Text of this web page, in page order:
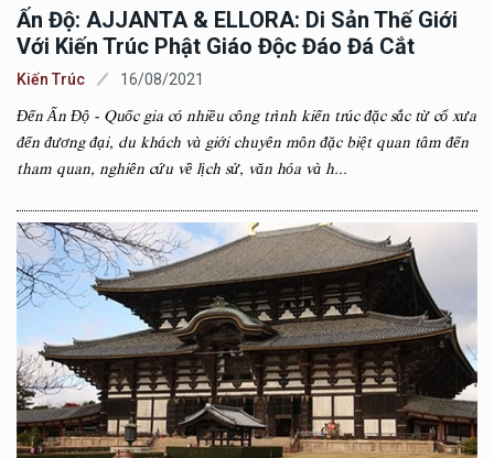
Ấn Độ: AJJANTA & ELLORA: Di Sản Thế Giới
Với Kiến Trúc Phật Giáo Độc Đáo Đá Cắt
Kiến Trúc 16/08/2021
Đến Ấn Độ - Quốc gia có nhiều công trình kiến trúc đặc sắc từ cổ xưa
đến đương đại, du khách và giới chuyên môn đặc biệt quan tâm đến
tham quan, nghiên cứu về lịch sử, văn hóa và h...